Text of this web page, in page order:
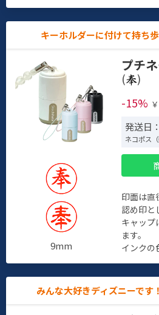
キーホルダーに付けて持ち
9mm
プチ
(
)
-15% ￥
発送日
ネコポス
印面は直
認め印と
キャップ
ます。
インクの
みんな大好きディズニーです